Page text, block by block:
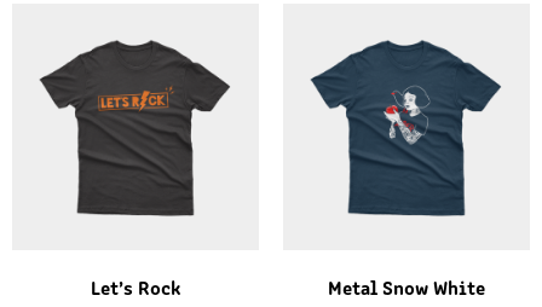
Let’s Rock Metal Snow White